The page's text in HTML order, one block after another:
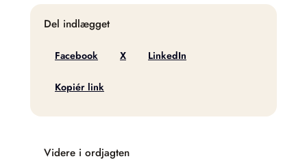
Del indlægget
Facebook X LinkedIn
Kopiér link
Videre i ordjagten